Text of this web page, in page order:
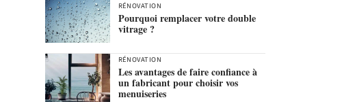
RÉNOVATION
Pourquoi remplacer votre double
vitrage ?
RÉNOVATION
Les avantages de faire confiance à
un fabricant pour choisir vos
menuiseries